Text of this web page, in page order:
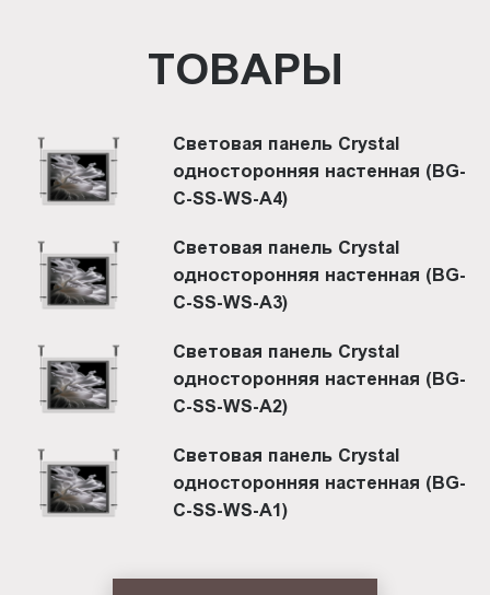
ТОВАРЫ
Световая панель Crystal
односторонняя настенная (BG-
C-SS-WS-A4)
Световая панель Crystal
односторонняя настенная (BG-
C-SS-WS-A3)
Световая панель Crystal
односторонняя настенная (BG-
C-SS-WS-A2)
Световая панель Crystal
односторонняя настенная (BG-
C-SS-WS-A1)